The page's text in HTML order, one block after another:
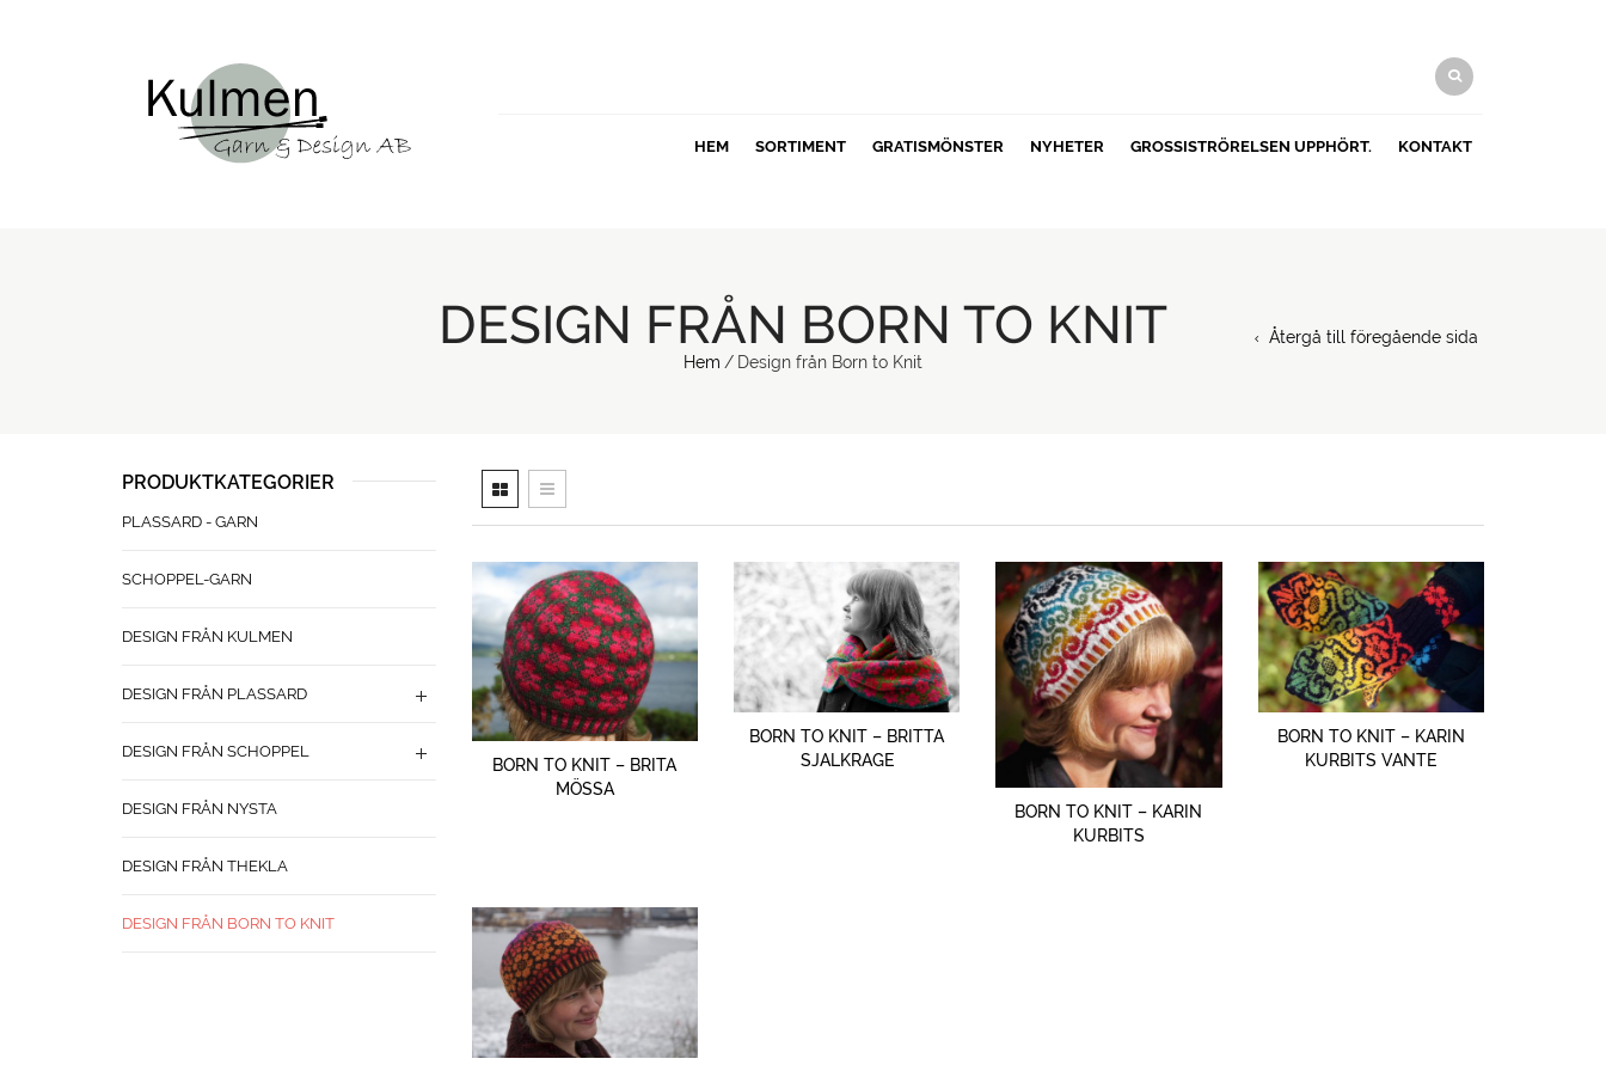
HEM SORTIMENT GRATISMÖNSTER NYHETER GROSSISTRÖRELSEN UPPHÖRT. KONTAKT
DESIGN FRÅN BORN TO KNIT
Hem / Design från Born to Knit
Återgå till föregående sida
SNABBTITT
BORN TO KNIT – BRITA
MÖSSA
SNABBTITT
BORN TO KNIT – BRITTA
SJALKRAGE
SNABBTITT
BORN TO KNIT – KARIN
KURBITS
SNABBTITT
BORN TO KNIT – KARIN
KURBITS VANTE
PRODUKTKATEGORIER
PLASSARD - GARN
SCHOPPEL-GARN
DESIGN FRÅN KULMEN
DESIGN FRÅN PLASSARD
DESIGN FRÅN SCHOPPEL
DESIGN FRÅN NYSTA
DESIGN FRÅN THEKLA
DESIGN FRÅN BORN TO KNIT